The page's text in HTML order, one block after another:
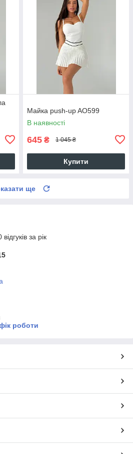
Майка push-up AO599
В наявності
645 ₴ 1 045 ₴
Купити
ще
за рік
роботи